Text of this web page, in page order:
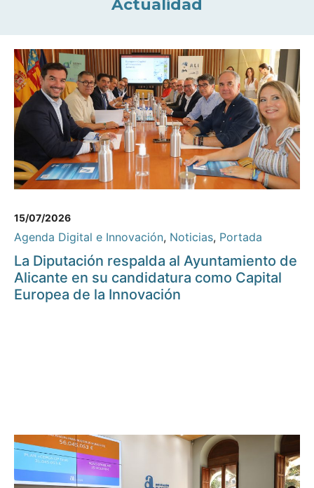
Actualidad
15/07/2026
Agenda Digital e Innovación, Noticias, Portada
La Diputación respalda al Ayuntamiento de
Alicante en su candidatura como Capital
Europea de la Innovación